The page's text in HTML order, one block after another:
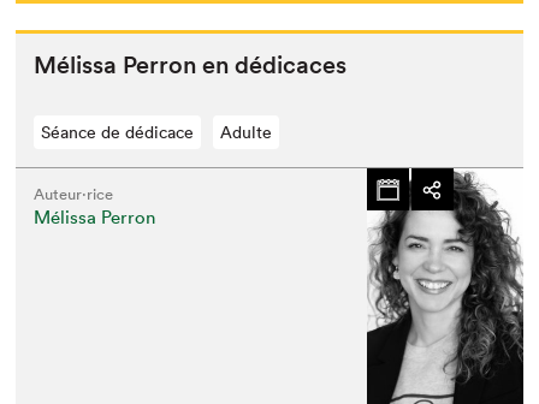
Mélis­sa Per­ron en dédicaces
Séance de dédicace Adulte
Auteur·rice
Mélissa Perron